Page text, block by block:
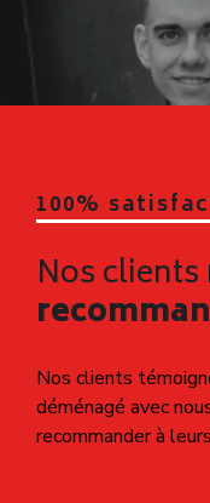
100%
Nos clients
Nos clients
déménagé avec
recommander à